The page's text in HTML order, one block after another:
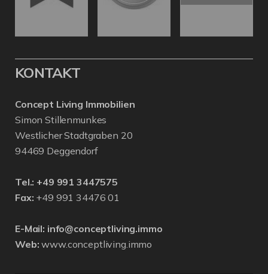
KONTAKT
Concept Living Immobilien
Simon Stillenmunkes
Westlicher Stadtgraben 20
94469 Deggendorf
Tel.: +49 991 3447575
Fax: +49 991 34476 01
E-Mail: info@conceptliving.immo
Web: www.conceptliving.immo